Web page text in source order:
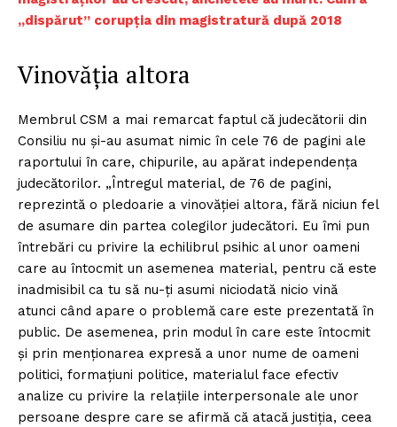
„dispărut” corupția din magistratură după 2018
Vinovăția altora
Membrul CSM a mai remarcat faptul că judecătorii din
Consiliu nu și-au asumat nimic în cele 76 de pagini ale
raportului în care, chipurile, au apărat independența
judecătorilor. „Întregul material, de 76 de pagini,
reprezintă o pledoarie a vinovăției altora, fără niciun fel
de asumare din partea colegilor judecători. Eu îmi pun
întrebări cu privire la echilibrul psihic al unor oameni
care au întocmit un asemenea material, pentru că este
inadmisibil ca tu să nu-ți asumi niciodată nicio vină
atunci când apare o problemă care este prezentată în
public. De asemenea, prin modul în care este întocmit
și prin menționarea expresă a unor nume de oameni
politici, formațiuni politice, materialul face efectiv
analize cu privire la relațiile interpersonale ale unor
persoane despre care se afirmă că atacă justiția, ceea